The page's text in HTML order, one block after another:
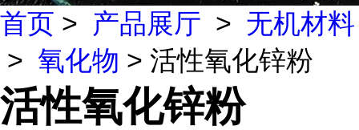
首页 > 产品展厅 > 无机材料
> 氧化物 > 活性氧化锌粉
活性氧化锌粉